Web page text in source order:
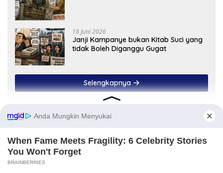
18 Juni 2026
Janji Kampanye bukan Kitab Suci yang
tidak Boleh Diganggu Gugat
Selengkapnya